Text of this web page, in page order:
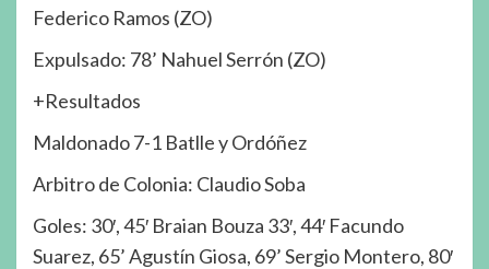
Federico Ramos (ZO)
Expulsado: 78’ Nahuel Serrón (ZO)
+Resultados
Maldonado 7-1 Batlle y Ordóñez
Arbitro de Colonia: Claudio Soba
Goles: 30′, 45′ Braian Bouza 33′, 44′ Facundo
Suarez, 65’ Agustín Giosa, 69’ Sergio Montero, 80′